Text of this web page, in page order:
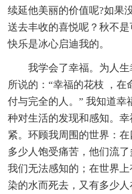
续延他美丽的价值呢?如果
送去丰收的喜悦呢？秋不
快乐是冰心启迪我的。
我学会了幸福。为人
所说的：“幸福的花枝 ，
付与完全的人。” 我知道幸
种对生活的发现和感知。
紧。环顾我周围的世界：
多少人饱受痛苦，他们流
我们无法感知的；在世界
染的水而死去，又有多少人